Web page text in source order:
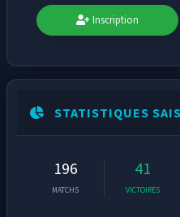
Inscription
STATISTIQUES
196
MATCHS
41
VICTOIRES